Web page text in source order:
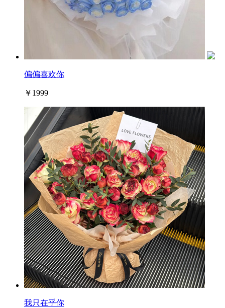
偏偏喜欢你
￥1999
我只在乎你